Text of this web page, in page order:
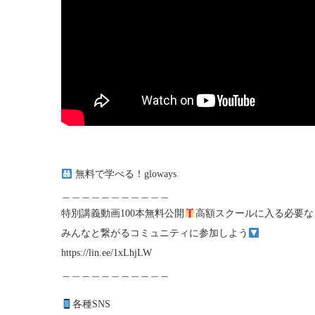
無料で学べる！gloways
特別講義動画100本無料公開
高額スクールに入る必要
みんなと繋がるコミュニティに参加しよう
https://lin.ee/1xLhjLW
各種SNS